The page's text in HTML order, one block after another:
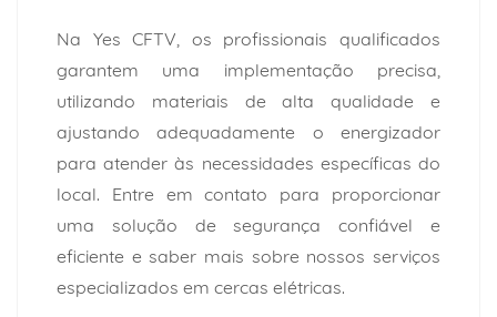
Na Yes CFTV, os profissionais qualificados
garantem uma implementação precisa,
utilizando materiais de alta qualidade e
ajustando adequadamente o energizador
para atender às necessidades específicas do
local. Entre em contato para proporcionar
uma solução de segurança confiável e
eficiente e saber mais sobre nossos serviços
especializados em cercas elétricas.